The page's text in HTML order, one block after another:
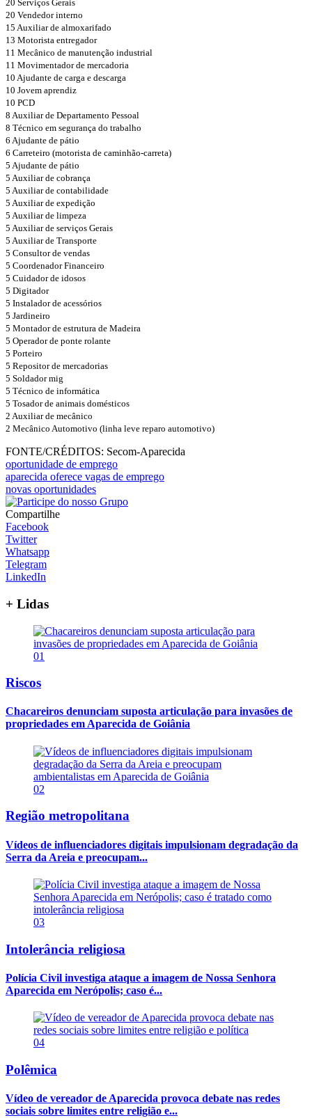
20 Serviços Gerais
20 Vendedor interno
15 Auxiliar de almoxarifado
13 Motorista entregador
11 Mecânico de manutenção industrial
11 Movimentador de mercadoria
10 Ajudante de carga e descarga
10 Jovem aprendiz
10 PCD
8 Auxiliar de Departamento Pessoal
8 Técnico em segurança do trabalho
6 Ajudante de pátio
6 Carreteiro (motorista de caminhão-carreta)
5 Ajudante de pátio
5 Auxiliar de cobrança
5 Auxiliar de contabilidade
5 Auxiliar de expedição
5 Auxiliar de limpeza
5 Auxiliar de serviços Gerais
5 Auxiliar de Transporte
5 Consultor de vendas
5 Coordenador Financeiro
5 Cuidador de idosos
5 Digitador
5 Instalador de acessórios
5 Jardineiro
5 Montador de estrutura de Madeira
5 Operador de ponte rolante
5 Porteiro
5 Repositor de mercadorias
5 Soldador mig
5 Técnico de informática
5 Tosador de animais domésticos
2 Auxiliar de mecânico
2 Mecânico Automotivo (linha leve reparo automotivo)
FONTE/CRÉDITOS: Secom-Aparecida
oportunidade de emprego
aparecida oferece vagas de emprego
novas oportunidades
Compartilhe
Facebook
Twitter
Whatsapp
Telegram
LinkedIn
+ Lidas
01
Riscos
Chacareiros denunciam suposta articulação para invasões de
propriedades em Aparecida de Goiânia
02
Região metropolitana
Vídeos de influenciadores digitais impulsionam degradação da
Serra da Areia e preocupam...
03
Intolerância religiosa
Polícia Civil investiga ataque a imagem de Nossa Senhora
Aparecida em Nerópolis; caso é...
04
Polêmica
Vídeo de vereador de Aparecida provoca debate nas redes
sociais sobre limites entre religião e...